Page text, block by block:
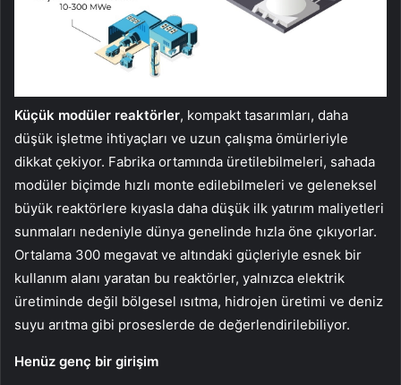
Küçük modüler reaktörler, kompakt tasarımları, daha
düşük işletme ihtiyaçları ve uzun çalışma ömürleriyle
dikkat çekiyor. Fabrika ortamında üretilebilmeleri, sahada
modüler biçimde hızlı monte edilebilmeleri ve geleneksel
büyük reaktörlere kıyasla daha düşük ilk yatırım maliyetleri
sunmaları nedeniyle dünya genelinde hızla öne çıkıyorlar.
Ortalama 300 megavat ve altındaki güçleriyle esnek bir
kullanım alanı yaratan bu reaktörler, yalnızca elektrik
üretiminde değil bölgesel ısıtma, hidrojen üretimi ve deniz
suyu arıtma gibi proseslerde de değerlendirilebiliyor.
Henüz genç bir girişim